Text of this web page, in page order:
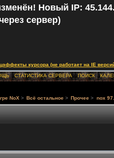
Новый IP:
сервер)
курсора (не работает на IE
СТАТИСТИКА СЕРВЕРА ПОИСК
NoX > Всё остальное > Прочее > nox